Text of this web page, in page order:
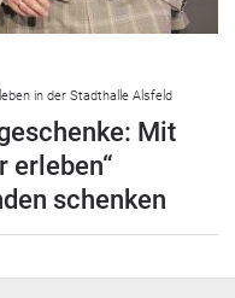
in der Stadthalle Alsfeld
Mit
erleben“
schenken